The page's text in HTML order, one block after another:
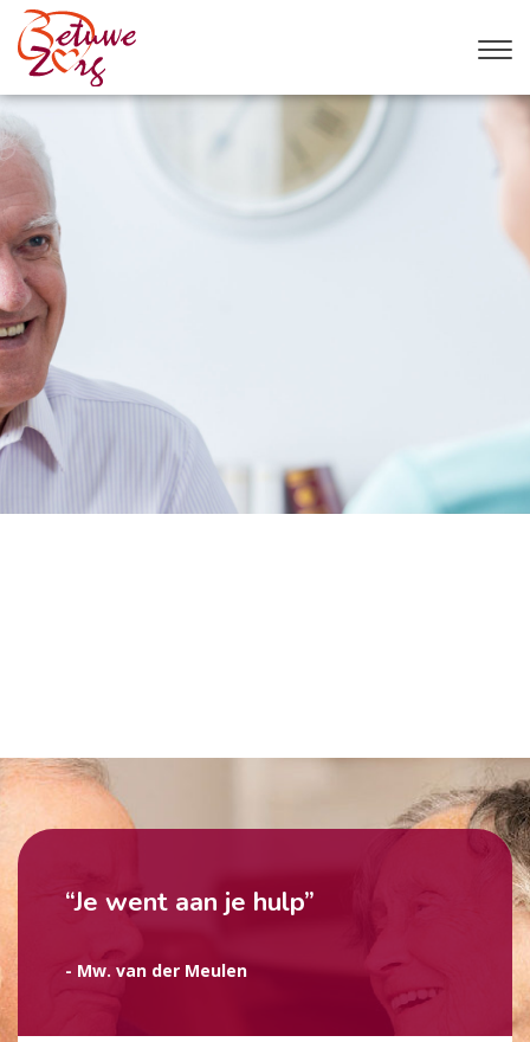
“Je went aan je hulp”
- Mw. van der Meulen